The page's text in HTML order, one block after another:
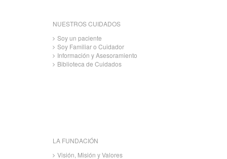
NUESTROS CUIDADOS
Soy un paciente
Soy Familiar o Cuidador
Información y Asesoramiento
Biblioteca de Cuidados
LA FUNDACIÓN
Visión, Misión y Valores